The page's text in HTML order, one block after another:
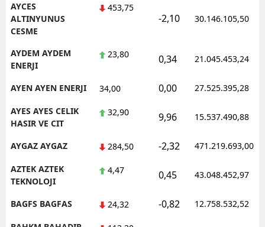
AYCES
ALTINYUNUS
CESME
453,75
-2,10 30.146.105,50
AYDEM AYDEM
ENERJI
23,80 0,34 21.045.453,24
AYEN AYEN ENERJI 34,00 0,00 27.525.395,28
AYES AYES CELIK
HASIR VE CIT
32,90 9,96 15.537.490,88
AYGAZ AYGAZ 284,50 -2,32 471.219.693,00
AZTEK AZTEK
TEKNOLOJI
4,47 0,45 43.048.452,97
BAGFS BAGFAS 24,32 -0,82 12.758.532,52